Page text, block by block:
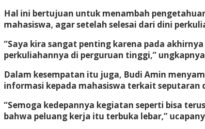
Hal ini bertujuan untuk menambah
mahasiswa, agar setelah selesai dari dini
“Saya kira sangat penting karena pada
perkuliahannya di perguruan tinggi,”
Dalam kesempatan itu juga, Budi Amin
informasi kepada mahasiswa terkait seputaran
“Semoga kedepannya kegiatan seperti bisa
bahwa peluang kerja itu terbuka lebar,”